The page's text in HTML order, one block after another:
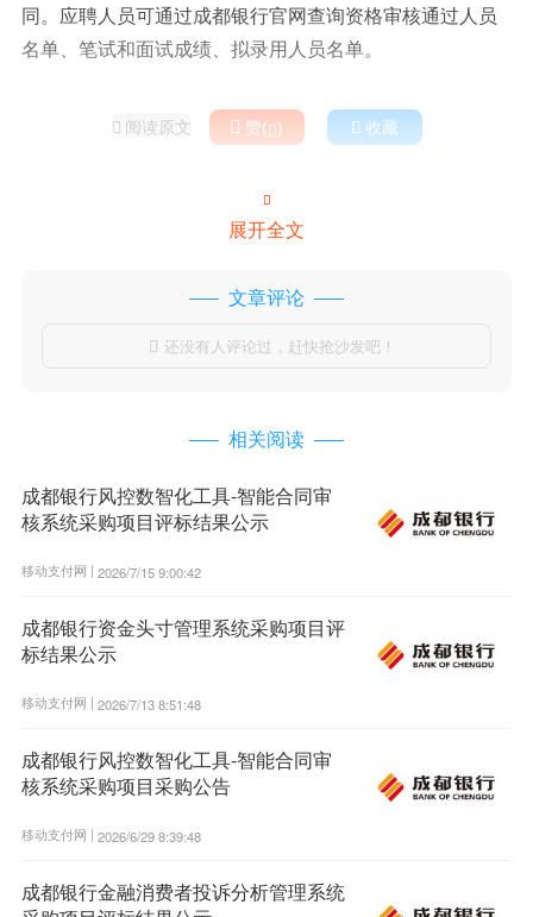
同。应聘人员可通过成都银行官网查询资格审核通过人员
名单、笔试和面试成绩、拟录用人员名单。
 阅读原文  赞()  收藏

展开全文
文章评论
 还没有人评论过，赶快抢沙发吧！
相关阅读
成都银行风控数智化工具-智能合同审
核系统采购项目评标结果公示
移动支付网 | 2026/7/15 9:00:42
成都银行资金头寸管理系统采购项目评
标结果公示
移动支付网 | 2026/7/13 8:51:48
成都银行风控数智化工具-智能合同审
核系统采购项目采购公告
移动支付网 | 2026/6/29 8:39:48
成都银行金融消费者投诉分析管理系统